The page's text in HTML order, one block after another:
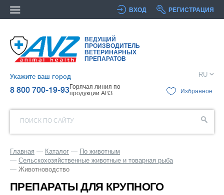
ВХОД РЕГИСТРАЦИЯ
ВЕДУЩИЙ
ПРОИЗВОДИТЕЛЬ
ВЕТЕРИНАРНЫХ
ПРЕПАРАТОВ
Укажите ваш город
8 800 700-19-93Горячая линия по
продукции АВЗ
RU
Избранное
ПОИСК ПО САЙТУ
Главная Каталог
По животным
Сельскохозяйственные животные и товарная рыба
Животноводство
ПРЕПАРАТЫ ДЛЯ КРУПНОГО